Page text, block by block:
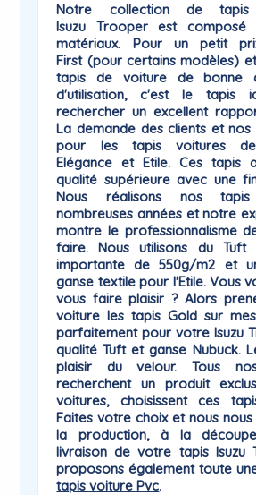
Notre collection de
Isuzu Trooperest composé
matériaux. Pour un petit
First(pour certains modèles)
tapis de voiture de bonne
d'utilisation, c'est le tapis
rechercher un excellent
La demande des clients et
pour les tapis voitures
Elégance etEtile. Ces tapis
qualité supérieure avec une
Nous réalisons nos
nombreuses années et notre
montre le professionnalisme
faire. Nous utilisons du Tuft
importante de 550g/m2 et
ganse textile pour l'Etile. Vous
vous faire plaisir ? Alors
voiture les tapis Gold sur
parfaitement pour votre Isuzu
qualité Tuft et ganse Nubuck.
plaisir duvelour. Tous
recherchent un produit
voitures, choisissent ces
Faites votre choix et nous
la production, à la
livraison de votre tapis Isuzu
proposons également toute
tapis voiture Pvc.